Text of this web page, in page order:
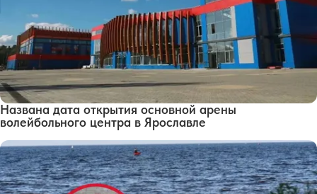
Названа дата открытия основной арены
волейбольного центра в Ярославле